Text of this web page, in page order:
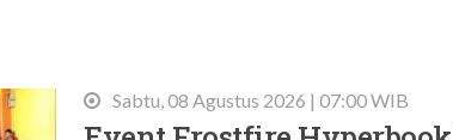
Sabtu, 08 Agustus 2026 | 07:00 WIB